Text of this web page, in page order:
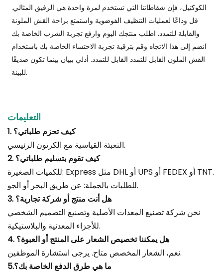
الكوكتيل، فإن شفاطاتنا التي تستخدم لمرة واحدة هي الرفيق المثالي.
قل وداعًا لعمليات التنظيف الفوضوية واستمتع براحة القش الملونة
والقابلة للتمدد. اطلب منتجك اليوم وارفع تجربة الشرب الخاصة بك
انضم إلى هذا الاتجاه وقم بترقية تجربة الاحتساء الخاصة بك باستخدام
القش الملون القابل للتمدد القابل للتمدد. أدلي ببيان بينما تكون صديقًا
للبيئة.
التعليمات
1. كيف تحزم طلباتي؟
التعبئة القياسية مع الكرتون الرئيسي.
2. كيف تقوم بتسليم طلباتي؟
للكميات الصغيرة: Express مثل DHL أو UPS أو FEDEX أو TNT.
للطلبات بالجملة: عن طريق البحر أو الجو.
3. هل أنت منتج أو شركة تجارية؟
نحن شركة تصنيع المعدات الأصلية وتصنيع التصميم الشخصي
للأجزاء المعدنية والبلاستيكية.
4. هل يمكننا تخصيص الشعار على المنتج أو العبوة؟
نعم، الشعار المخصص متاح. يرجى استشارة الموظفين.
5.ما هي طرق الدفع الخاصة بك؟